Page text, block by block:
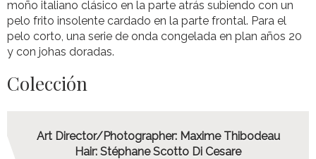
moño italiano clásico en la parte atrás subiendo con un
pelo frito insolente cardado en la parte frontal. Para el
pelo corto, una serie de onda congelada en plan años 20
y con johas doradas.
Colección
Art Director/Photographer: Maxime Thibodeau
Hair: Stéphane Scotto Di Cesare